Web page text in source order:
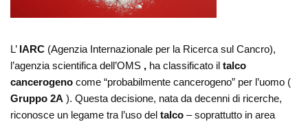
L’ IARC (Agenzia Internazionale per la Ricerca sul Cancro),
l’agenzia scientifica dell’OMS , ha classificato iltalco
cancerogeno come “probabilmente cancerogeno” per l’uomo (
Gruppo 2A ). Questa decisione, nata da decenni di ricerche,
riconosce un legame tra l’uso deltalco – soprattutto in area